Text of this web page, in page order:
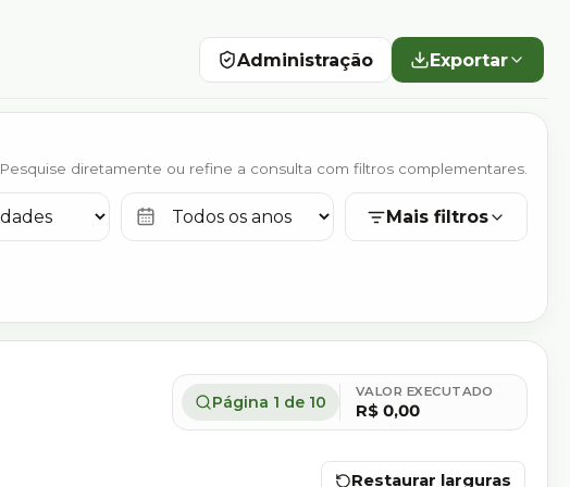
Administração Exportar
Pesquise diretamente ou refine a consulta com filtros complementares.
Mais filtros
Página 1 de 10
VALOR EXECUTADO
R$ 0,00
Restaurar larguras